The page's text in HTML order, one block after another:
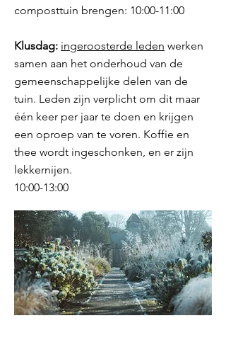
composttuin brengen: 10:00-11:00
Klusdag: ingeroosterde leden werken
samen aan het onderhoud van de
gemeenschappelijke delen van de
tuin. Leden zijn verplicht om dit maar
één keer per jaar te doen en krijgen
een oproep van te voren. Koffie en
thee wordt ingeschonken, en er zijn
lekkernijen.
10:00-13:00